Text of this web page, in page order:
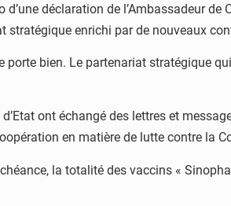
d’une déclaration de l’Ambassadeur
stratégique enrichi par de nouveaux
porte bien. Le partenariat stratégique
ont échangé des lettres et
en matière de lutte contre la
la totalité des vaccins «